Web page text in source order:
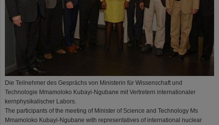
Die Teilnehmer des Gesprächs von Ministerin für Wissenschaft und
Technologie Mmamoloko Kubayi-Ngubane mit Vertretern internationaler
kernphysikalischer Labors.
The participants of the meeting of Minister of Science and Technology Ms
Mmamoloko Kubayi-Ngubane with representatives of international nuclear